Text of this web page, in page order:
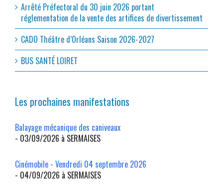
Arrêté Préfectoral du 30 juin 2026 portant
réglementation de la vente des artifices de divertissement
CADO Théâtre d’Orléans Saison 2026-2027
BUS SANTÉ LOIRET
Les prochaines manifestations
Balayage mécanique des caniveaux
- 03/09/2026 à SERMAISES
Cinémobile - Vendredi 04 septembre 2026
- 04/09/2026 à SERMAISES